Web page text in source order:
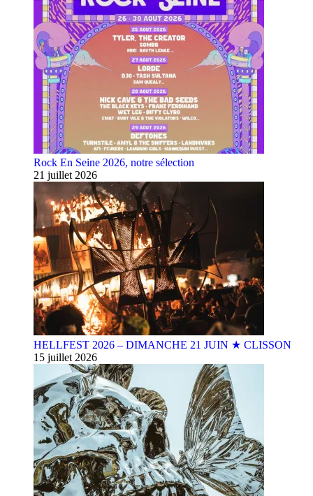
Rock En Seine 2026, notre sélection
21 juillet 2026
HELLFEST 2026 – DIMANCHE 21 JUIN ★ CLISSON
15 juillet 2026